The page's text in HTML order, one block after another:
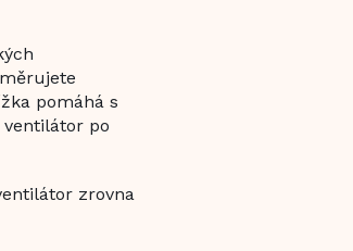
pomáhá s
po
zrovna